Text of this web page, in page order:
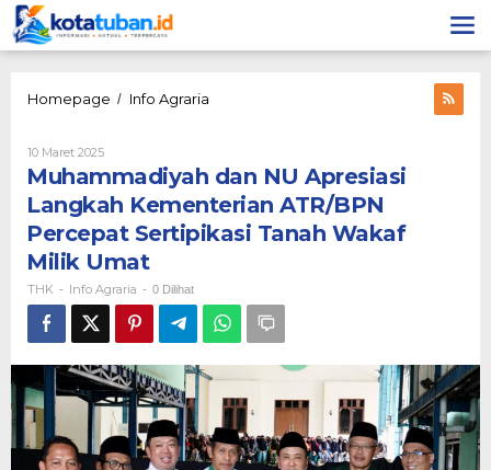
Lewati
ke
konten
Homepage / Info Agraria
Langkah
Kementerian
ATR/BPN
Percepat
Milik
Umat
10 Maret 2025Oleh
Muhammadiyah dan NU Apresiasi
Langkah Kementerian ATR/BPN
Percepat Sertipikasi Tanah Wakaf
Milik Umat
THK - Info Agraria - 0 Dilihat